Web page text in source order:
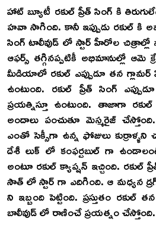
హాట్ బ్యూటీ రకుల్ ప్రీత్ సింగ్ కి
హవా సాగింది. కానీ ఇప్పుడు రకుల్ కి
సింగ్ టాలీవుడ్ లో స్టార్ హీరోల చిత్రాల్లో
ఆఫర్స్ తగ్గినప్పటికీ అభిమానుల్లో ఆమె
మీడియాలో రకుల్ ఎప్పుడూ తన గ్లామర్
ఉంటుంది. రకుల్ ప్రీత్ సింగ్
ప్రయత్నిస్తూ ఉంటుంది. తాజాగా
అందాలు పంచుతూ మెస్మరైజ్
ఎంతో సెక్సీగా ఉన్న ఫోజులు
దేశీ లుక్ లో కంఫర్టబుల్ గా
అంటూ రకుల్ క్యాప్షన్ ఇచ్చింది.
సౌత్ లో స్టార్ గా ఎదిగింది. ఆ మధ్యన
ని ఇబ్బంది పెట్టింది. ప్రస్తుతం
బాలీవుడ్ లో రాణించే ప్రయత్నం చేస్తోంది.